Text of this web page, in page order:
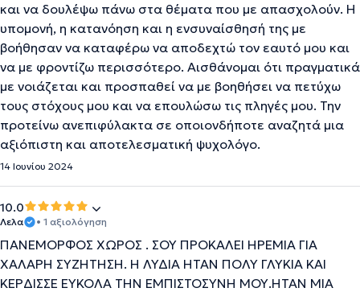
και να δουλέψω πάνω στα θέματα που με απασχολούν. Η
υπομονή, η κατανόηση και η ενσυναίσθησή της με
βοήθησαν να καταφέρω να αποδεχτώ τον εαυτό μου και
να με φροντίζω περισσότερο. Αισθάνομαι ότι πραγματικά
με νοιάζεται και προσπαθεί να με βοηθήσει να πετύχω
τους στόχους μου και να επουλώσω τις πληγές μου. Την
προτείνω ανεπιφύλακτα σε οποιονδήποτε αναζητά μια
αξιόπιστη και αποτελεσματική ψυχολόγο.
14 Ιουνίου 2024
10.0
Λελα • 1 αξιολόγηση
ΠΑΝΕΜΟΡΦΟΣ ΧΩΡΟΣ . ΣΟΥ ΠΡΟΚΑΛΕΙ ΗΡΕΜΙΑ ΓΙΑ
ΧΑΛΑΡΗ ΣΥΖΗΤΗΣΗ. Η ΛΥΔΙΑ ΗΤΑΝ ΠΟΛΥ ΓΛΥΚΙΑ ΚΑΙ
ΚΕΡΔΙΣΣΕ ΕΥΚΟΛΑ ΤΗΝ ΕΜΠΙΣΤΟΣΥΝΗ ΜΟΥ.ΗΤΑΝ ΜΙΑ